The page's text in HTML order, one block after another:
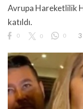
Avrupa Hareketlilik
katıldı.
0 0 0